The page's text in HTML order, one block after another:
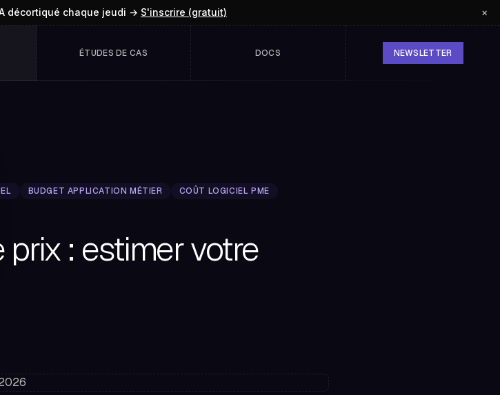
décortiqué chaque jeudi → S'inscrire (gratuit) ×
ÉTUDES DE CAS DOCS NEWSLETTER
BUDGET APPLICATION MÉTIER
COÛT LOGICIEL PME
: estimer votre